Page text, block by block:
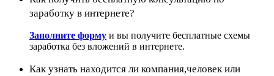
заработку в интернете?
Заполните форму и вы получите бесплатные схемы
заработка без вложений в интернете.
Как узнать находится ли компания,человек или